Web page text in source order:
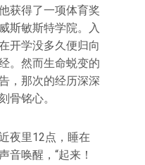
获得了一项体育奖
斯敏斯特学院。入
开学没多久便归向
。然而生命蜕变的
，那次的经历深深
骨铭心。
夜里12点，睡在
音唤醒，“起来！